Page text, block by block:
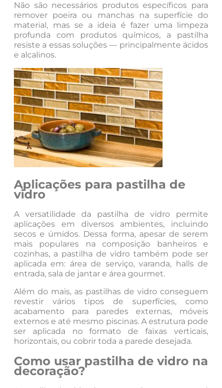
Não são necessários produtos específicos para
remover poeira ou manchas na superfície do
material, mas se a ideia é fazer uma limpeza
profunda com produtos químicos, a pastilha
resiste a essas soluções — principalmente ácidos
e alcalinos.
Aplicações para pastilha de
vidro
A versatilidade da pastilha de vidro permite
aplicações em diversos ambientes, incluindo
secos e úmidos. Dessa forma, apesar de serem
mais populares na composição banheiros e
cozinhas, a pastilha de vidro também pode ser
aplicada em: área de serviço, varanda, halls de
entrada, sala de jantar e área gourmet.
Além do mais, as pastilhas de vidro conseguem
revestir vários tipos de superfícies, como
acabamento para paredes externas, móveis
externos e até mesmo piscinas. A estrutura pode
ser aplicada no formato de faixas verticais,
horizontais, ou cobrir toda a parede desejada.
Como usar pastilha de vidro na
decoração?